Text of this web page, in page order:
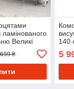
Великі
₴
140
з
5